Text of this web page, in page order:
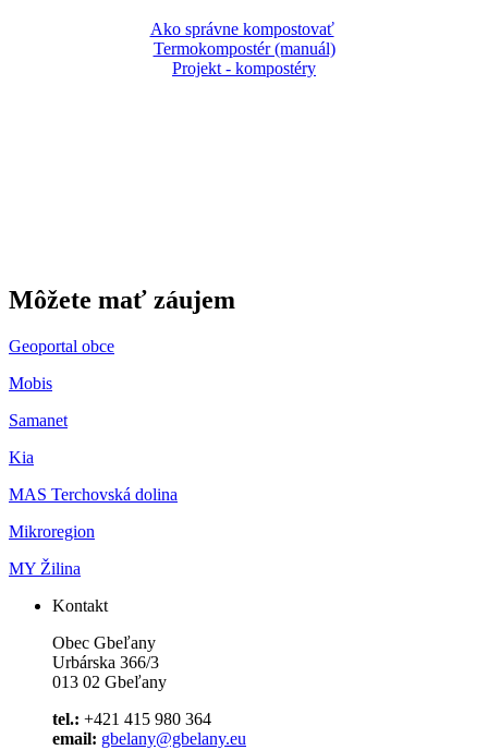
Ako správne kompostovať
Termokompostér (manuál)
Projekt - kompostéry
Môžete mať záujem
Geoportal obce
Mobis
Samanet
Kia
MAS Terchovská dolina
Mikroregion
MY Žilina
Kontakt
Obec Gbeľany
Urbárska 366/3
013 02 Gbeľany
tel.: +421 415 980 364
email: gbelany@gbelany.eu